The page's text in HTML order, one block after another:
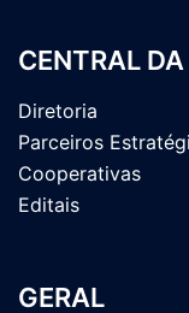
CENTRAL
Diretoria
Parceiros
Cooperativas
Editais
GERAL